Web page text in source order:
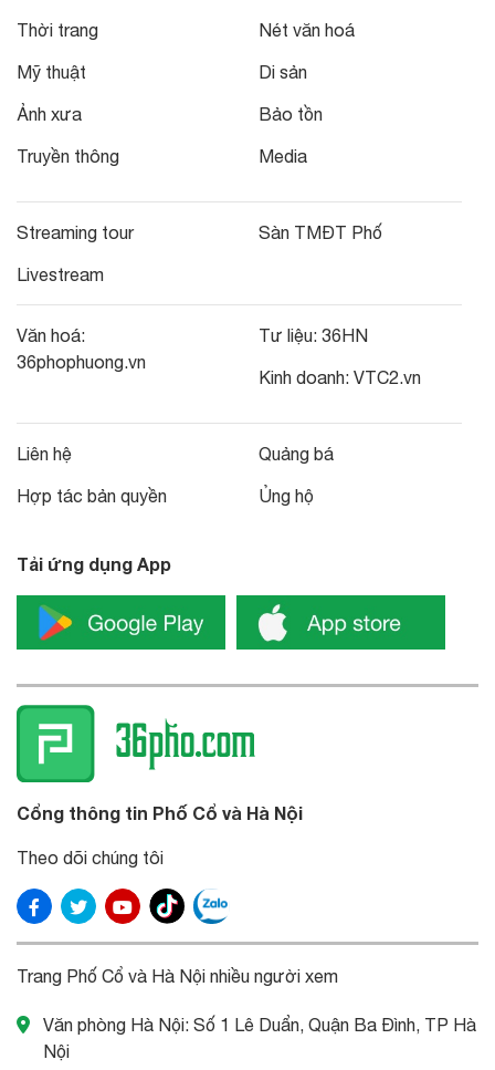
Thời trang
Mỹ thuật
Ảnh xưa
Truyền thông
Nét văn hoá
Di sản
Bảo tồn
Media
Streaming tour
Livestream
Sàn TMĐT Phố
Văn hoá:
36phophuong.vn
Tư liệu: 36HN
Kinh doanh: VTC2.vn
Liên hệ
Hợp tác bản quyền
Quảng bá
Ủng hộ
Tải ứng dụng App
Cổng thông tin Phố Cổ và Hà Nội
Theo dõi chúng tôi
Trang Phố Cổ và Hà Nội nhiều người xem
Văn phòng Hà Nội: Số 1 Lê Duẩn, Quận Ba Đình, TP Hà
Nội